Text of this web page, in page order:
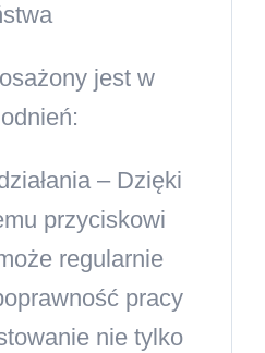
jest w
– Dzięki
przyciskowi
regularnie
pracy
nie tylko